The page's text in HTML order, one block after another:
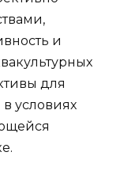
и
для
условиях